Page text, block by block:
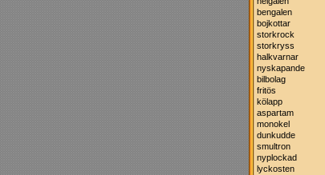
bengalen
bojkottar
storkrock
storkryss
halkvarnar
nyskapande
bilbolag
fritös
kölapp
aspartam
monokel
dunkudde
smultron
nyplockad
lyckosten